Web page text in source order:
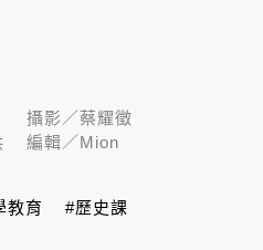
攝影／蔡耀徵
編輯／Mion
教育
#歷史課